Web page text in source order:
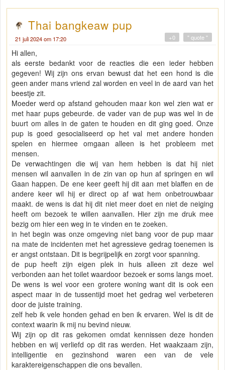
Thai bangkeaw pup
21 juli 2024 om 17:20 " quote "
+0
Hi allen,
als eerste bedankt voor de reacties die een ieder hebben
gegeven! Wij zijn ons ervan bewust dat het een hond is die
geen ander mans vriend zal worden en veel in de aard van het
beestje zit.
Moeder werd op afstand gehouden maar kon wel zien wat er
met haar pups gebeurde. de vader van de pup was wel in de
buurt om alles in de gaten te houden en dit ging goed. Onze
pup is goed gesocialiseerd op het val met andere honden
spelen en hiermee omgaan alleen is het probleem met
mensen.
De verwachtingen die wij van hem hebben is dat hij niet
mensen wil aanvallen in de zin van op hun af springen en wil
Gaan happen. De ene keer geeft hij dit aan met blaffen en de
andere keer wil hij er direct op af wat hem onbetrouwbaar
maakt. de wens is dat hij dit niet meer doet en niet de neiging
heeft om bezoek te willen aanvallen. Hier zijn me druk mee
bezig om hier een weg in te vinden en te zoeken.
in het begin was onze omgeving niet bang voor de pup maar
na mate de incidenten met het agressieve gedrag toenemen is
er angst ontstaan. Dit is begrijpelijk en zorgt voor spanning.
de pup heeft zijn eigen plek in huis alleen zit deze wel
verbonden aan het toilet waardoor bezoek er soms langs moet.
De wens is wel voor een grotere woning want dit is ook een
aspect maar in de tussentijd moet het gedrag wel verbeteren
door de juiste training.
zelf heb ik vele honden gehad en ben ik ervaren. Wel is dit de
context waarin ik mij nu bevind nieuw.
Wij zijn op dit ras gekomen omdat kennissen deze honden
hebben en wij verliefd op dit ras werden. Het waakzaam zijn,
intelligentie en gezinshond waren een van de vele
karaktereigenschappen die ons bevallen.